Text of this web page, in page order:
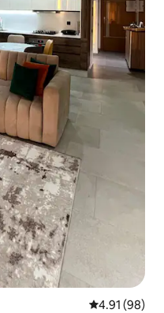
レビュー98
4.91 (98)